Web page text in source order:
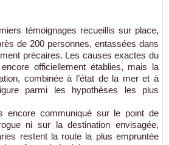
témoignages recueillis sur place,
de 200 personnes, entassées dans
précaires. Les causes exactes du
officiellement établies, mais la
combinée à l’état de la mer et à
parmi les hypothèses les plus
encore communiqué sur le point de
ni sur la destination envisagée,
restent la route la plus empruntée